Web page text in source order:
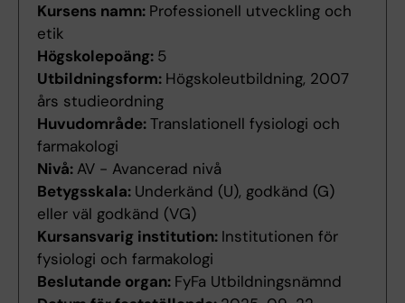
Kursens namn: Professionell utveckling och
etik
Högskolepoäng: 5
Utbildningsform: Högskoleutbildning, 2007
års studieordning
Huvudområde:Translationell fysiologi och
farmakologi
Nivå: AV - Avancerad nivå
Betygsskala: Underkänd (U), godkänd (G)
eller väl godkänd (VG)
Kursansvarig institution: Institutionen för
fysiologi och farmakologi
Beslutande organ: FyFa Utbildningsnämnd